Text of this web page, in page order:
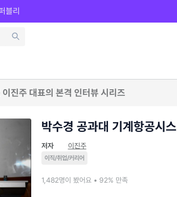
블리
진주 대표의 본격 인터뷰 시리즈
박수경 공과대 기계항공시
저자 이진주
이직/취업/커리어
1,482명이 봤어요 • 92% 만족